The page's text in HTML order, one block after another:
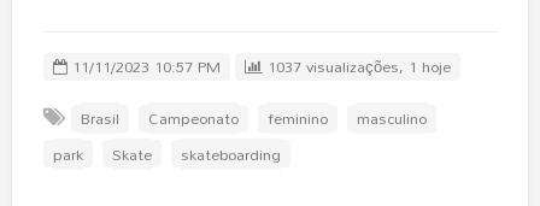
11/11/2023 10:57 PM
1037 visualizações, 1 hoje
Brasil
Campeonato feminino
masculino
park
Skate skateboarding